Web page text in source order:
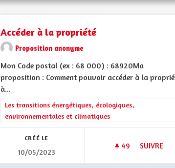
Accéder à la propriété
Proposition anonyme
Mon Code postal (ex : 68 000) : 68920Ma
proposition : Comment pouvoir accéder à la
à...
Filtrer les résultats de la catégorie : Les transitions
Les transitions énergétiques, écologiques,
environnementales et climatiques
CRÉÉ LE
10/05/2023
49 49 ABONNÉS
SUIVRE